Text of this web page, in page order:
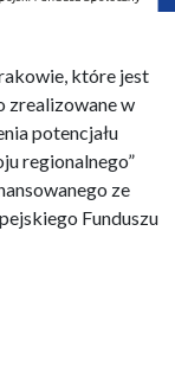
które jest
zrealizowane w
potencjału
regionalnego”
ze
Funduszu